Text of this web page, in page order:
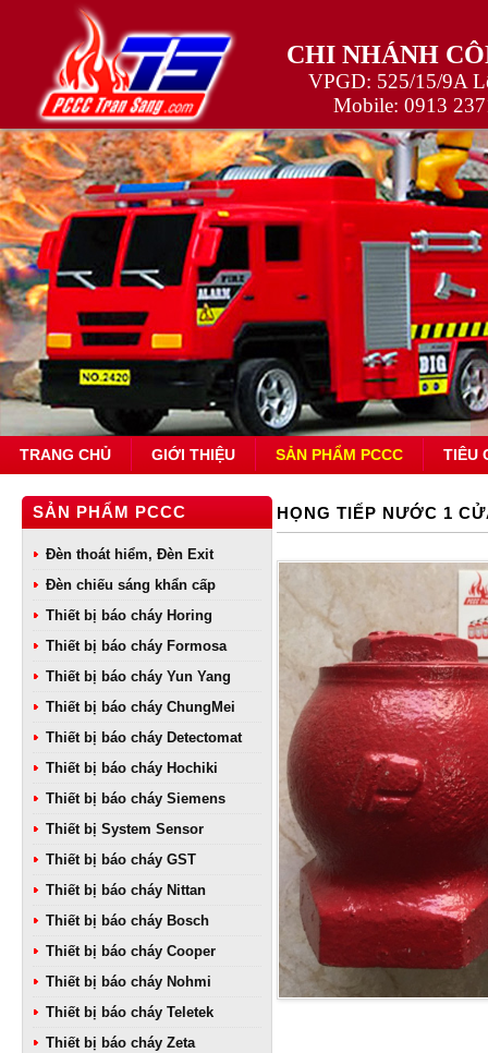
CHI NHÁNH
VPGD: 525/15/9A
Mobile: 0913
TRANG CHỦ GIỚI THIỆU SẢN PHẨM PCCC TIÊU
SẢN PHẨM PCCC
Đèn thoát hiểm, Đèn Exit
Đèn chiếu sáng khẩn cấp
Thiết bị báo cháy Horing
Thiết bị báo cháy Formosa
Thiết bị báo cháy Yun Yang
Thiết bị báo cháy ChungMei
Thiết bị báo cháy Detectomat
Thiết bị báo cháy Hochiki
Thiết bị báo cháy Siemens
Thiết bị System Sensor
Thiết bị báo cháy GST
Thiết bị báo cháy Nittan
Thiết bị báo cháy Bosch
Thiết bị báo cháy Cooper
Thiết bị báo cháy Nohmi
Thiết bị báo cháy Teletek
Thiết bị báo cháy Zeta
HỌNG TIẾP NƯỚC 1